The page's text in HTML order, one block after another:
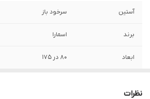
آستین سرخود باز
برند اسمارا
ابعاد 80 در 175
نظرات